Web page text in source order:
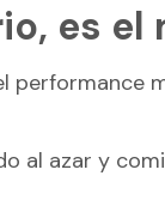
es el
al azar y